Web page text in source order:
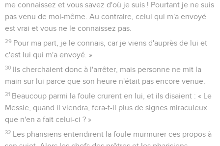
me connaissez et vous savez d'où je suis ! Pourtant je ne suis
pas venu de moi-même. Au contraire, celui qui m'a envoyé
est vrai et vous ne le connaissez pas.
29 Pour ma part, je le connais, car je viens d'auprès de lui et
c'est lui qui m'a envoyé. »
30 Ils cherchaient donc à l'arrêter, mais personne ne mit la
main sur lui parce que son heure n'était pas encore venue.
31 Beaucoup parmi la foule crurent en lui, et ils disaient : « Le
Messie, quand il viendra, fera-t-il plus de signes miraculeux
que n'en a fait celui-ci ? »
32 Les pharisiens entendirent la foule murmurer ces propos à